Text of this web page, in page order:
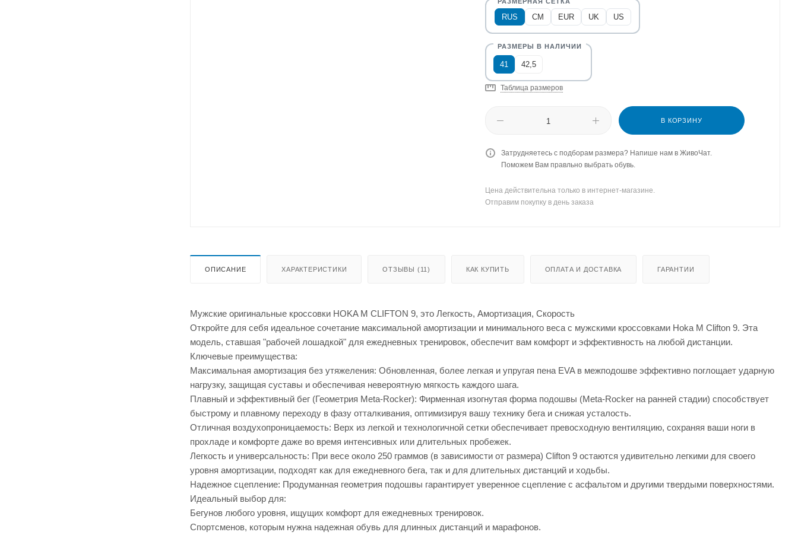
RUS CM EUR UK US
41 42,5
Таблица размеров
В КОРЗИНУ
Затрудняетесь с подборам размера? Напише нам в ЖивоЧат.
Поможем Вам правльно выбрать обувь.
Цена действительна только в интернет-магазине.
Отправим покупку в день заказа
ОПИСАНИЕ ХАРАКТЕРИСТИКИ ОТЗЫВЫ (11) КАК КУПИТЬ ОПЛАТА И ДОСТАВКА ГАРАНТИИ
Мужские оригинальные кроссовки HOKA M CLIFTON 9, это Легкость, Амортизация, Скорость
Откройте для себя идеальное сочетание максимальной амортизации и минимального веса с мужскими кроссовками Hoka M Clifton 9. Эта
модель, ставшая "рабочей лошадкой" для ежедневных тренировок, обеспечит вам комфорт и эффективность на любой дистанции.
Ключевые преимущества:
Максимальная амортизация без утяжеления: Обновленная, более легкая и упругая пена EVA в межподошве эффективно поглощает ударную
нагрузку, защищая суставы и обеспечивая невероятную мягкость каждого шага.
Плавный и эффективный бег (Геометрия Meta-Rocker): Фирменная изогнутая форма подошвы (Meta-Rocker на ранней стадии) способствует
быстрому и плавному переходу в фазу отталкивания, оптимизируя вашу технику бега и снижая усталость.
Отличная воздухопроницаемость: Верх из легкой и технологичной сетки обеспечивает превосходную вентиляцию, сохраняя ваши ноги в
прохладе и комфорте даже во время интенсивных или длительных пробежек.
Легкость и универсальность: При весе около 250 граммов (в зависимости от размера) Clifton 9 остаются удивительно легкими для своего
уровня амортизации, подходят как для ежедневного бега, так и для длительных дистанций и ходьбы.
Надежное сцепление: Продуманная геометрия подошвы гарантирует уверенное сцепление с асфальтом и другими твердыми поверхностями.
Идеальный выбор для:
Бегунов любого уровня, ищущих комфорт для ежедневных тренировок.
Спортсменов, которым нужна надежная обувь для длинных дистанций и марафонов.